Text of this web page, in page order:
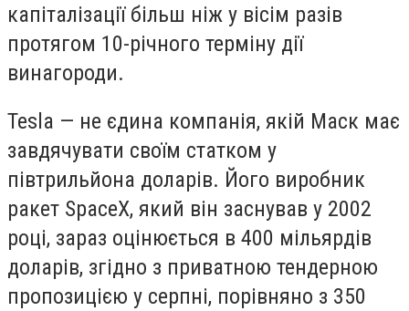
капіталізації більш ніж у вісім разів
протягом 10-річного терміну дії
винагороди.
Tesla — не єдина компанія, якій Маск має
завдячувати своїм статком у
півтрильйона доларів. Його виробник
ракет SpaceX, який він заснував у 2002
році, зараз оцінюється в 400 мільярдів
доларів, згідно з приватною тендерною
пропозицією у серпні, порівняно з 350